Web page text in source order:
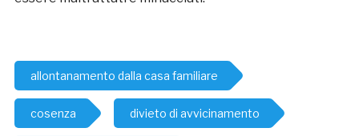
allontanamento dalla casa familiare
cosenza divieto di avvicinamento